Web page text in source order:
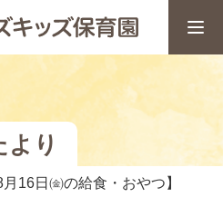
より
月16日㈮の給食・おやつ】